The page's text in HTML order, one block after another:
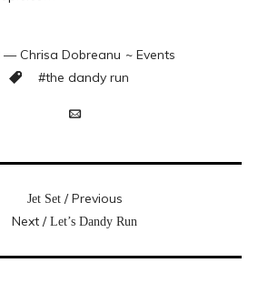
—Chrisa Dobreanu ~ Events
#the dandy run
Jet Set/ Previous
Next / Let’s Dandy Run